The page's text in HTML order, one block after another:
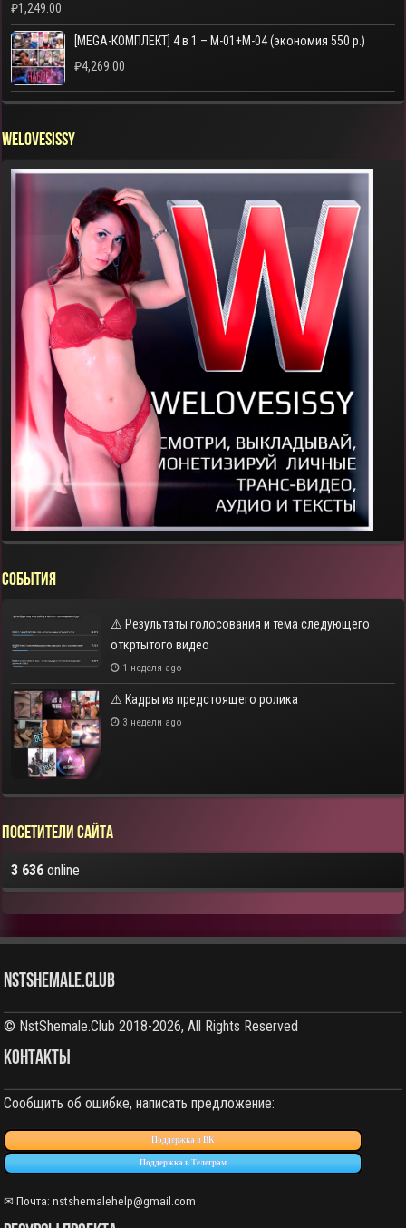
₽1,249.00
[MEGA-КОМПЛЕКТ] 4 в 1 – M-01+M-04 (экономия 550 р.)
₽4,269.00
WELOVESISSY
СОБЫТИЯ
⚠️ Результаты голосования и тема следующего
откртытого видео
1 неделя ago
⚠️ Кадры из предстоящего ролика
3 недели ago
Посетители сайта
3 636 online
NstShemale.Club
© NstShemale.Club 2018-2026, All Rights Reserved
КОНТАКТЫ
Сообщить об ошибке, написать предложение:
Поддержка в ВК
Поддержка в Телеграм
✉ Почта: nstshemalehelp@gmail.com